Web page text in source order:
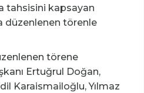
tahsisini kapsayan
düzenlenen törenle
törene
Ertuğrul Doğan,
Karaismailoğlu, Yılmaz